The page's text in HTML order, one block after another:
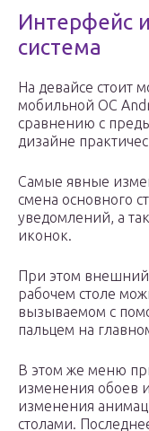
Интерфейс
система
На девайсе стоит
мобильной ОС
сравнению с
дизайне
Самые явные
смена основного
уведомлений, а
иконок.
При этом
рабочем столе
вызываемом с
пальцем на
В этом же меню
изменения обоев
изменения
столами.